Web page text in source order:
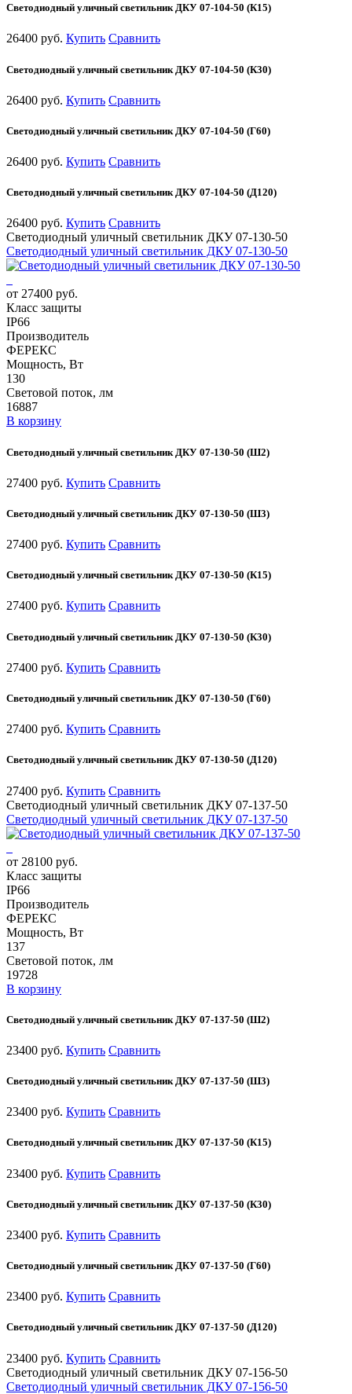
Светодиодный уличный светильник ДКУ 07-104-50 (К15)
26400 руб. Купить Сравнить
Светодиодный уличный светильник ДКУ 07-104-50 (К30)
26400 руб. Купить Сравнить
Светодиодный уличный светильник ДКУ 07-104-50 (Г60)
26400 руб. Купить Сравнить
Светодиодный уличный светильник ДКУ 07-104-50 (Д120)
26400 руб. Купить Сравнить
Светодиодный уличный светильник ДКУ 07-130-50
Светодиодный уличный светильник ДКУ 07-130-50
от 27400 руб.
Класс защиты
IP66
Производитель
ФЕРЕКС
Мощность, Вт
130
Световой поток, лм
16887
В корзину
Светодиодный уличный светильник ДКУ 07-130-50 (Ш2)
27400 руб. Купить Сравнить
Светодиодный уличный светильник ДКУ 07-130-50 (Ш3)
27400 руб. Купить Сравнить
Светодиодный уличный светильник ДКУ 07-130-50 (К15)
27400 руб. Купить Сравнить
Светодиодный уличный светильник ДКУ 07-130-50 (К30)
27400 руб. Купить Сравнить
Светодиодный уличный светильник ДКУ 07-130-50 (Г60)
27400 руб. Купить Сравнить
Светодиодный уличный светильник ДКУ 07-130-50 (Д120)
27400 руб. Купить Сравнить
Светодиодный уличный светильник ДКУ 07-137-50
Светодиодный уличный светильник ДКУ 07-137-50
от 28100 руб.
Класс защиты
IP66
Производитель
ФЕРЕКС
Мощность, Вт
137
Световой поток, лм
19728
В корзину
Светодиодный уличный светильник ДКУ 07-137-50 (Ш2)
23400 руб. Купить Сравнить
Светодиодный уличный светильник ДКУ 07-137-50 (Ш3)
23400 руб. Купить Сравнить
Светодиодный уличный светильник ДКУ 07-137-50 (К15)
23400 руб. Купить Сравнить
Светодиодный уличный светильник ДКУ 07-137-50 (К30)
23400 руб. Купить Сравнить
Светодиодный уличный светильник ДКУ 07-137-50 (Г60)
23400 руб. Купить Сравнить
Светодиодный уличный светильник ДКУ 07-137-50 (Д120)
23400 руб. Купить Сравнить
Светодиодный уличный светильник ДКУ 07-156-50
Светодиодный уличный светильник ДКУ 07-156-50